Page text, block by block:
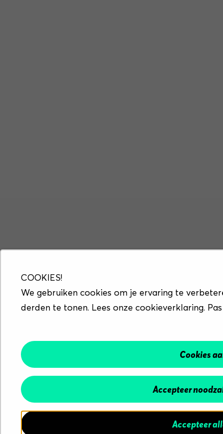
COOKIES!
We gebruiken cookies om je ervaring te
derden te tonen. Lees onze cookieverklaring.
Accepteer
Accepteer
Cookies